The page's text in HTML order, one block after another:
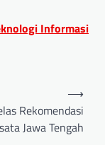
Informasi
Rekomendasi
Jawa Tengah
⟶